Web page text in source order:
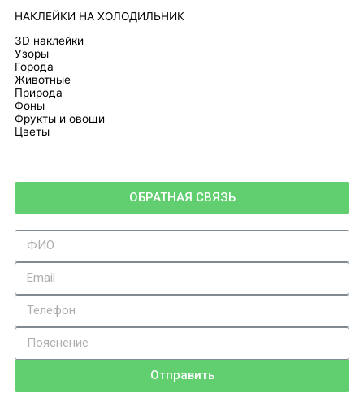
НАКЛЕЙКИ НА ХОЛОДИЛЬНИК
3D наклейки
Узоры
Города
Животные
Природа
Фоны
Фрукты и овощи
Цветы
ОБРАТНАЯ СВЯЗЬ
Отправить